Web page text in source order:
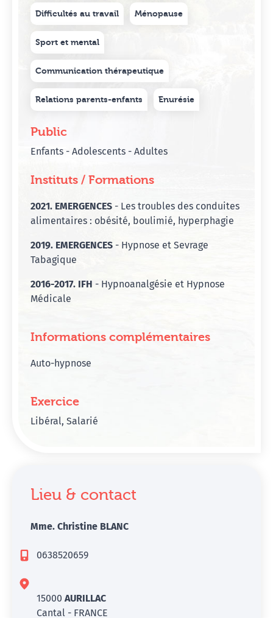
Difficultés au travail Ménopause
Sport et mental
Communication thérapeutique
Relations parents-enfants Enurésie
Public
Enfants - Adolescents - Adultes
Instituts / Formations
2021. EMERGENCES - Les troubles des conduites
alimentaires : obésité, boulimié, hyperphagie
2019. EMERGENCES - Hypnose et Sevrage
Tabagique
2016-2017. IFH - Hypnoanalgésie et Hypnose
Médicale
Informations complémentaires
Auto-hypnose
Exercice
Libéral, Salarié
Lieu & contact
Mme. Christine BLANC
0638520659
15000 AURILLAC
Cantal - FRANCE